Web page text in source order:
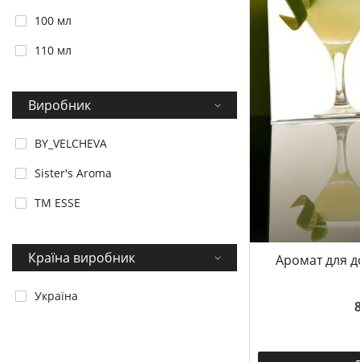
100 мл
110 мл
Виробник
BY_VELCHEVA
Sister's Aroma
TM ESSE
Країна виробник
Україна
Аромат для